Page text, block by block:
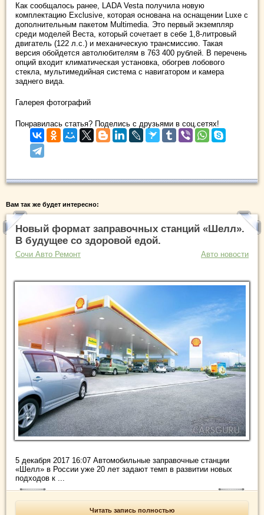
Как сообщалось ранее, LADA Vesta получила новую
комплектацию Exclusive, которая основана на оснащении Luxe с
дополнительным пакетом Multimedia. Это первый экземпляр
среди моделей Веста, который сочетает в себе 1,8-литровый
двигатель (122 л.с.) и механическую трансмиссию. Такая
версия обойдется автолюбителям в 763 400 рублей. В перечень
опций входит климатическая установка, обогрев лобового
стекла, мультимедийная система с навигатором и камера
заднего вида.
Галерея фотографий
Понравилась статья? Поделись с друзьями в соц.сетях!
Вам так же будет интересно:
Новый формат заправочных станций «Шелл».
В будущее со здоровой едой.
Сочи Авто Ремонт Авто новости
5 декабря 2017 16:07 Автомобильные заправочные станции
«Шелл» в России уже 20 лет задают темп в развитии новых
подходов к ...
Читать запись полностью